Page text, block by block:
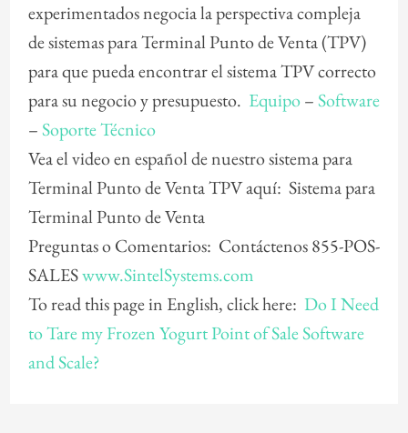
experimentados negocia la perspectiva compleja
de sistemas para Terminal Punto de Venta (TPV)
para que pueda encontrar el sistema TPV correcto
para su negocio y presupuesto. Equipo–Software
–Soporte Técnico
Vea el video en español de nuestro sistema para
Terminal Punto de Venta TPV aquí: Sistema para
Terminal Punto de Venta
Preguntas o Comentarios: Contáctenos 855-POS-
SALESwww.SintelSystems.com
To read this page in English, click here: Do I Need
to Tare my Frozen Yogurt Point of Sale Software
and Scale?